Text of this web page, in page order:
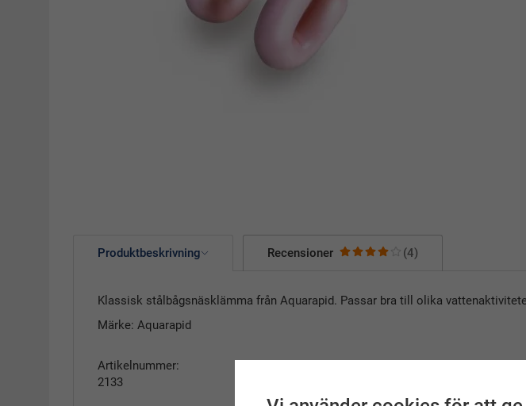
Produktbeskrivning Recensioner (4)
Klassisk stålbågsnäsklämma från Aquarapid. Passar bra till olika
Märke: Aquarapid
Artikelnummer:
2133